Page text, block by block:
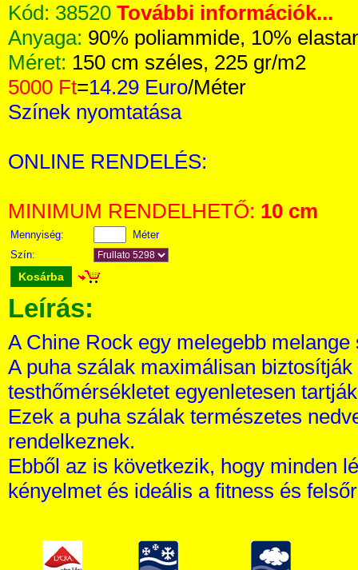
Kód: 38520 További információk...
Anyaga: 90% poliammide, 10%
Méret: 150 cm széles, 225 gr/m2
5000 Ft=14.29 Euro/Méter
Színek nyomtatása
ONLINE RENDELÉS:
MINIMUM RENDELHETŐ: 10 cm
Mennyiség:
Méter
Szín:
Kosárba
Leírás:
A Chine Rock egy melegebb melange
A puha szálak maximálisan
testhőmérsékletet egyenletesen
Ezek a puha szálak természetes
rendelkeznek.
Ebből az is következik, hogy minden
kényelmet és ideális a fitness és